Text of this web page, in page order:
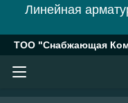
Линейная
ТОО "Снабжающая